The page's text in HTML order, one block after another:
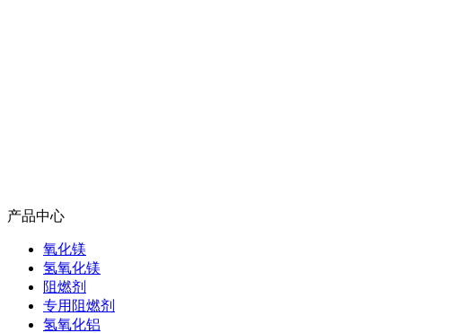
产品中心
氧化镁
氢氧化镁
阻燃剂
专用阻燃剂
氢氧化铝